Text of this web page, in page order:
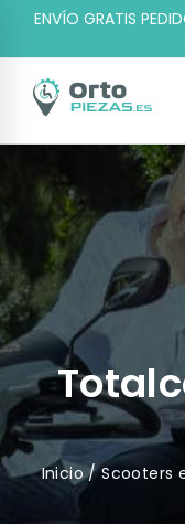
ENVÍO GRATIS
Inicio/Scooters